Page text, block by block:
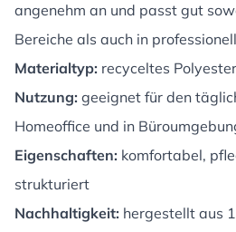
angenehm an und passt gut
Bereiche als auch in
Materialtyp: recyceltes Polyester
Nutzung: geeignet für den
Homeoffice und in
Eigenschaften: komfortabel,
strukturiert
Nachhaltigkeit: hergestellt aus